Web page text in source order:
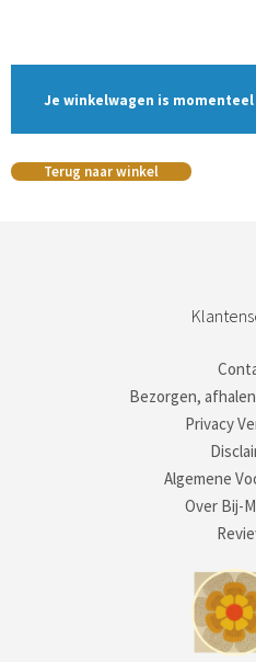
Je winkelwagen is
Terug naar winkel
Bezorgen,
Privacy
Algemene
Over Bij-